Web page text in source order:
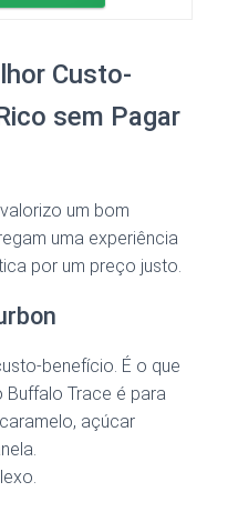
Custo-
sem Pagar
um bom
uma experiência
por um preço justo.
benefício. É o que
Buffalo Trace é para
açúcar